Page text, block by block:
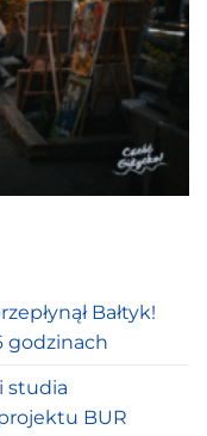
Bałtyk!
godzinach
studia
BUR